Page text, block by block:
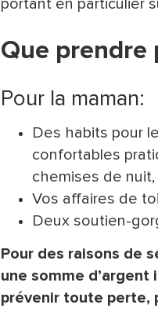
portant en particulier
Que prendre
Pour la maman:
Des habits pour
confortables
chemises de nuit,
Vos affaires de
Deux soutien-
Pour des raisons de
une somme
prévenir toute perte,